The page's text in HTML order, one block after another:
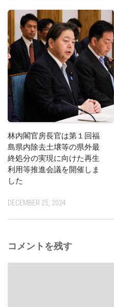
林内閣官房長官は第１回福
島県内除去土壌等の県外最
終処分の実現に向けた再生
利用等推進会議を開催しま
した
DECEMBER 25, 2024
コメントを残す